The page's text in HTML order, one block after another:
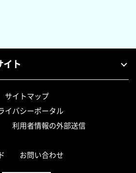
イト
サイトマップ
イバシーポータル
利用者情報の外部送信
お問い合わせ